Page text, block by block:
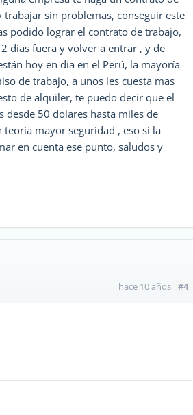
sin problemas, conseguir este
podido lograr el contrato de trabajo,
días fuera y volver a entrar , y de
hoy en dia en el Perú, la mayoría
de trabajo, a unos les cuesta mas
de alquiler, te puedo decir que el
50 dolares hasta miles de
mayor seguridad , eso si la
en cuenta ese punto, saludos y
hace 10 años #4